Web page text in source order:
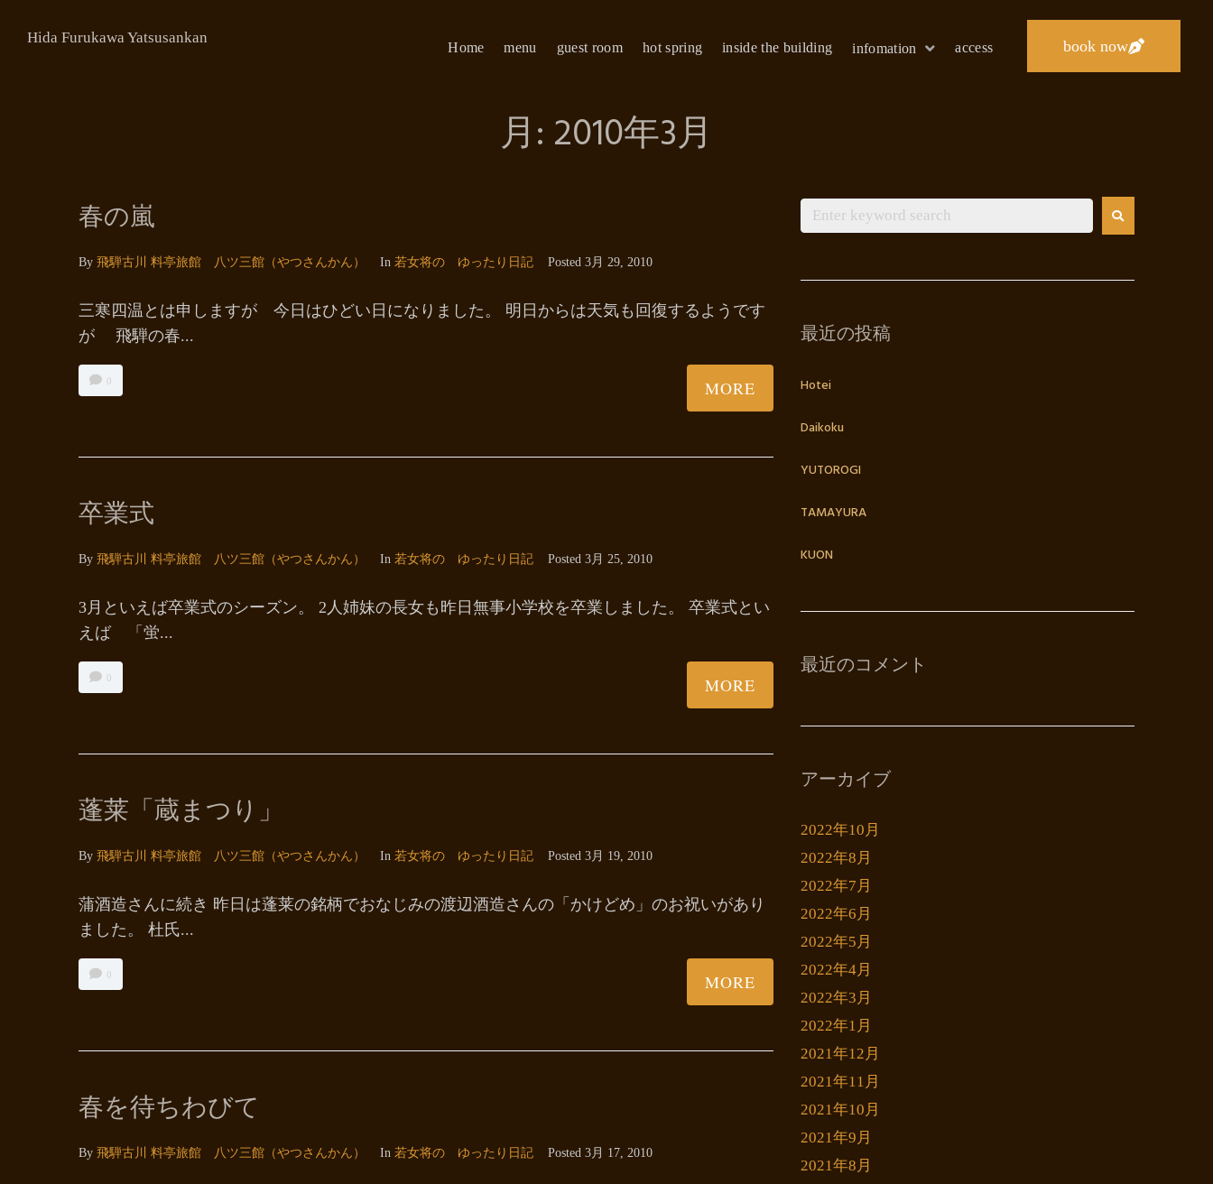
Hida Furukawa Yatsusankan
Home menu guest room hot spring inside the building infomation access book now
月: 2010年3月
春の嵐
By 飛騨古川 料亭旅館 八ツ三館（やつさんかん） In 若女将の ゆったり日記 Posted 3月 29, 2010
三寒四温とは申しますが 今日はひどい日になりました。 明日からは天気も回復するようです
が 飛騨の春...
0 MORE
卒業式
By 飛騨古川 料亭旅館 八ツ三館（やつさんかん） In 若女将の ゆったり日記 Posted 3月 25, 2010
3月といえば卒業式のシーズン。 2人姉妹の長女も昨日無事小学校を卒業しました。 卒業式とい
えば 「蛍...
0 MORE
蓬莱「蔵まつり」
By 飛騨古川 料亭旅館 八ツ三館（やつさんかん） In 若女将の ゆったり日記 Posted 3月 19, 2010
蒲酒造さんに続き 昨日は蓬莱の銘柄でおなじみの渡辺酒造さんの「かけどめ」のお祝いがあり
ました。 杜氏...
0 MORE
春を待ちわびて
By 飛騨古川 料亭旅館 八ツ三館（やつさんかん） In 若女将の ゆったり日記 Posted 3月 17, 2010
最近の投稿
Hotei
Daikoku
YUTOROGI
TAMAYURA
KUON
最近のコメント
アーカイブ
2022年10月
2022年8月
2022年7月
2022年6月
2022年5月
2022年4月
2022年3月
2022年1月
2021年12月
2021年11月
2021年10月
2021年9月
2021年8月